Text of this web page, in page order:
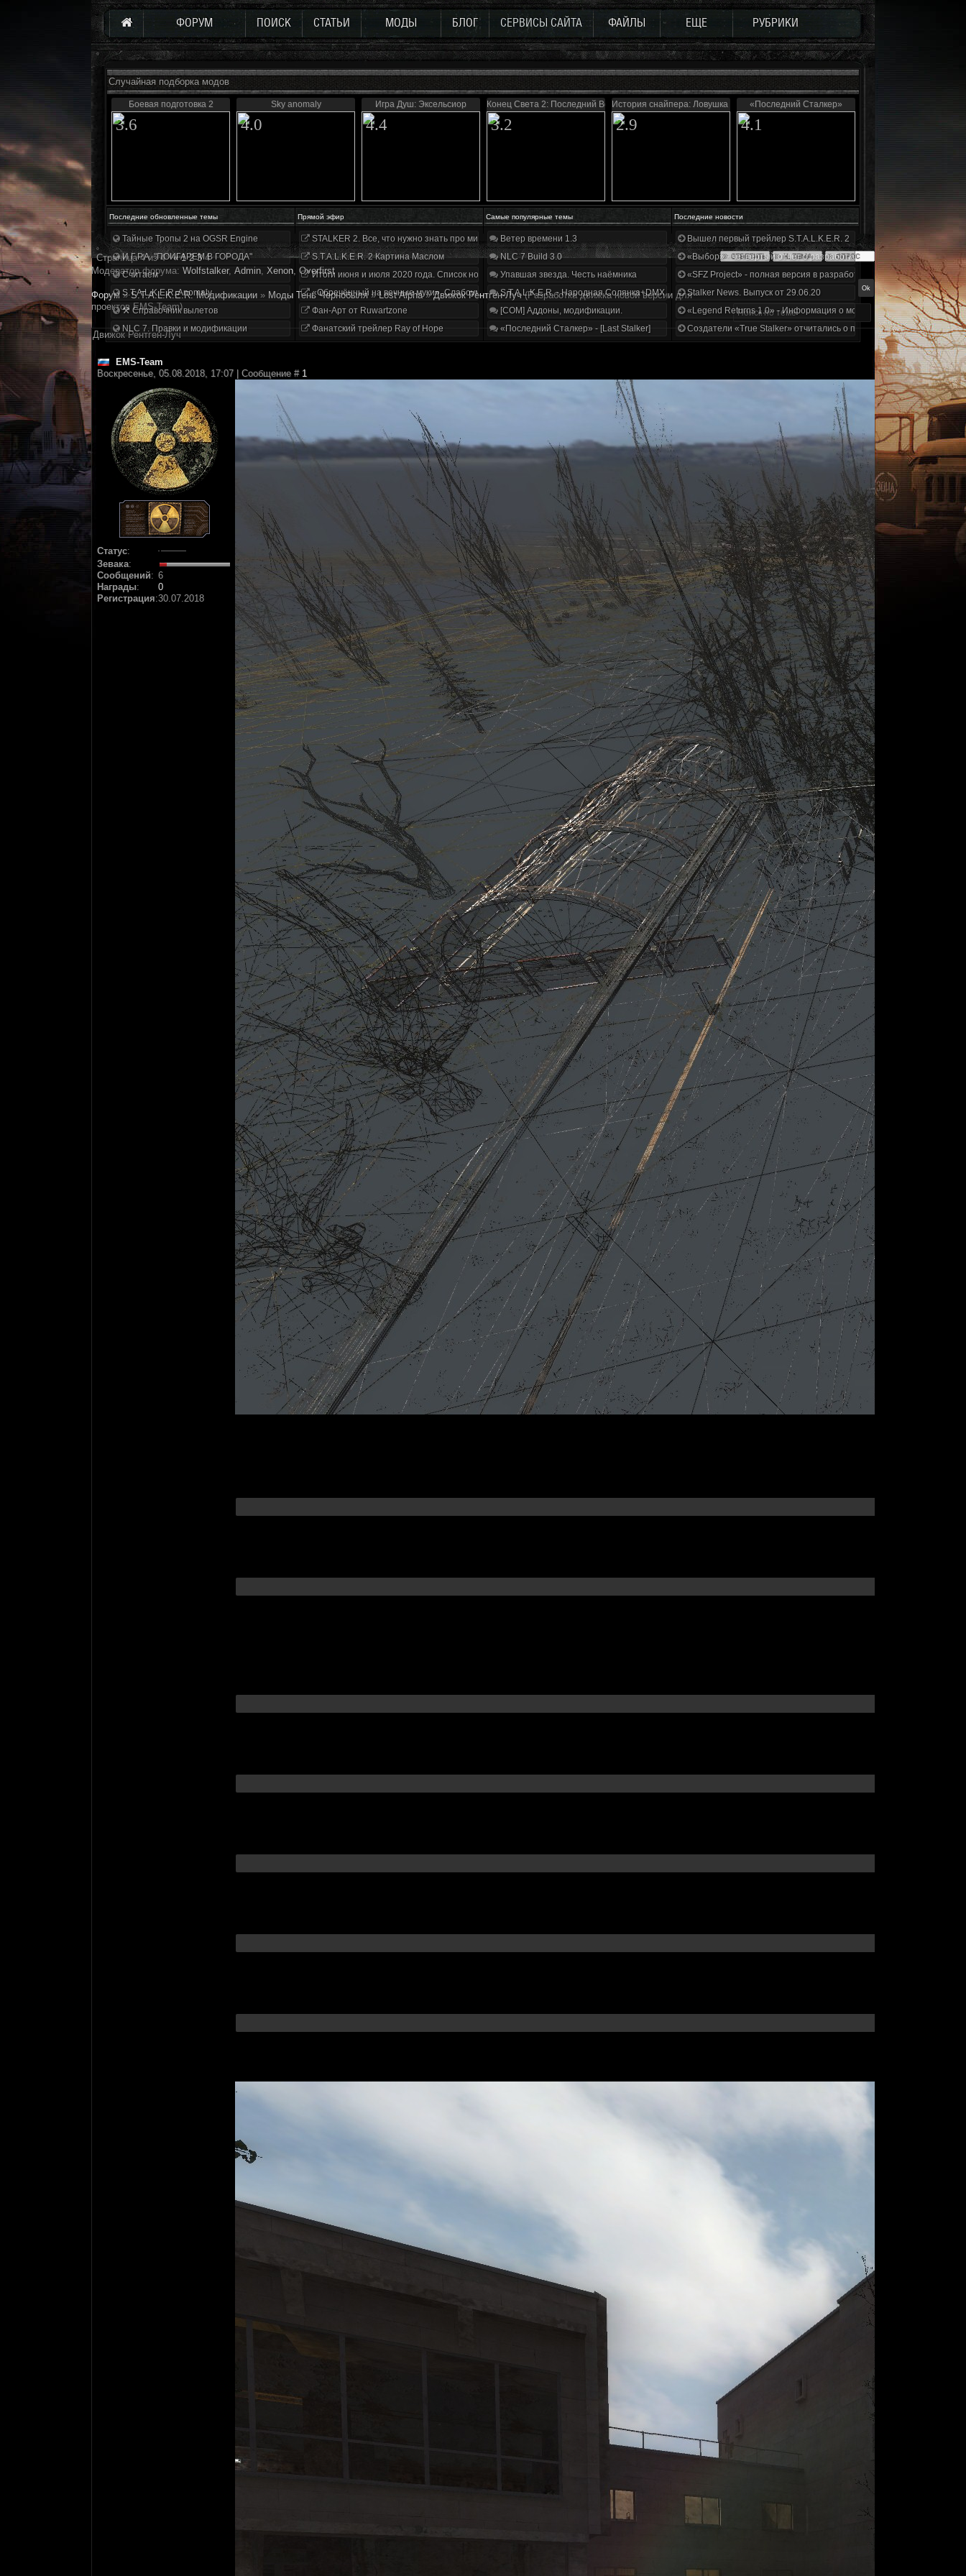
ФОРУМ ПОИСК СТАТЬИ МОДЫ БЛОГ СЕРВИСЫ САЙТА ФАЙЛЫ ЕЩЕ РУБРИКИ
Случайная подборка модов
Боевая подготовка 2
3.6
Sky anomaly
4.0
Игра Душ: Эксельсиор
4.4
Конец Света 2: Последний Восход
3.2
История снайпера: Ловушка Судьбы
2.9
«Последний Сталкер»
4.1
Последние обновленные темы Прямой эфир Самые популярные темы Последние новости
Тайные Тропы 2 на OGSR Engine
И.Г.Р.А. "ПОИГАРЕМ В ГОРОДА"
Считаем
S.T.A.L.K.E.R. Anomaly
⚒ Справочник вылетов
NLC 7. Правки и модификации
STALKER 2. Все, что нужно знать про мир, геймплей и сюжет | Разбор трейлера
S.T.A.L.K.E.R. 2 Картина Маслом
Итоги июня и июля 2020 года. Список нововведений
«Обречённый на вечные муки». Слабоумие и отвага
Фан-Арт от Ruwartzone
Фанатский трейлер Ray of Hope
Ветер времени 1.3
NLC 7 Build 3.0
Упавшая звезда. Честь наёмника
S.T.A.L.K.E.R. - Народная Солянка+DMX 1.3.5.ООП.МА.К.
[COM] Аддоны, модификации.
«Последний Сталкер» - [Last Stalker]
Вышел первый трейлер S.T.A.L.K.E.R. 2
«Выбор» - четвертый отчет о разработке!
«SFZ Project» - полная версия в разработке!
Stalker News. Выпуск от 29.06.20
«Legend Returns 1.0» - Информация о моде за июнь 2020
Создатели «True Stalker» отчитались о проделанной работе
Страница4из4 « 1 2 3 4
Модератор форума: Wolfstalker, Аdmin, Xenon, Overfirst
Форум » S.T.A.L.K.E.R. Модификации » Моды Тень Чернобыля » Lost Alpha » Движок Рентген-Луч (Разработка движка новой версии для
проектов EMS-Team)
Движок Рентген-Луч
EMS-Team
Воскресенье, 05.08.2018, 17:07 | Сообщение # 1
Статус:
Зевака:
Сообщений: 6
Награды:
0
Регистрация:30.07.2018